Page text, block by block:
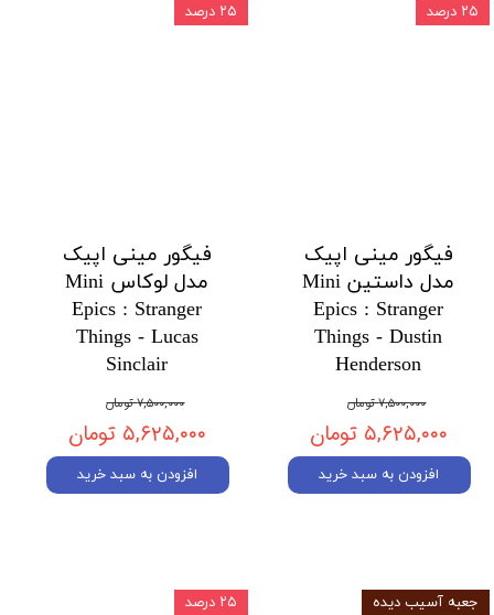
فیگور مینی اپیک
مدل داستین Mini
Epics : Stranger
Things - Dustin
Henderson
۷,۵۰۰,۰۰۰ تومان
۵,۶۲۵,۰۰۰ تومان
افزودن به سبد خرید
۲۵ درصد
فیگور مینی اپیک
مدل لوکاس Mini
Epics : Stranger
Things - Lucas
Sinclair
۷,۵۰۰,۰۰۰ تومان
۵,۶۲۵,۰۰۰ تومان
افزودن به سبد خرید
۲۵ درصد
جعبه آسیب دیده
۲۵ درصد